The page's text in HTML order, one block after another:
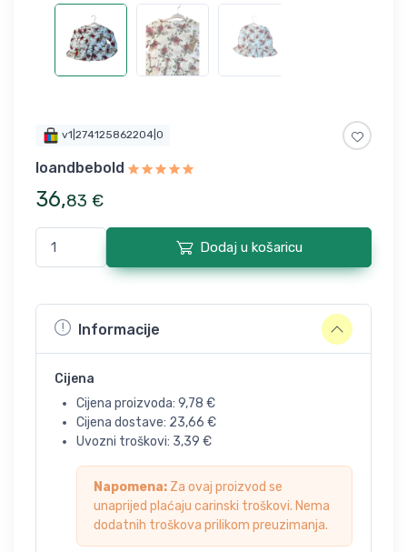
v1|274125862204|0
loandbebold
36,83 €
Dodaj u košaricu
Informacije
Cijena
Cijena proizvoda: 9,78 €
Cijena dostave: 23,66 €
Uvozni troškovi: 3,39 €
Napomena: Za ovaj proizvod se
unaprijed plaćaju carinski troškovi. Nema
dodatnih troškova prilikom preuzimanja.